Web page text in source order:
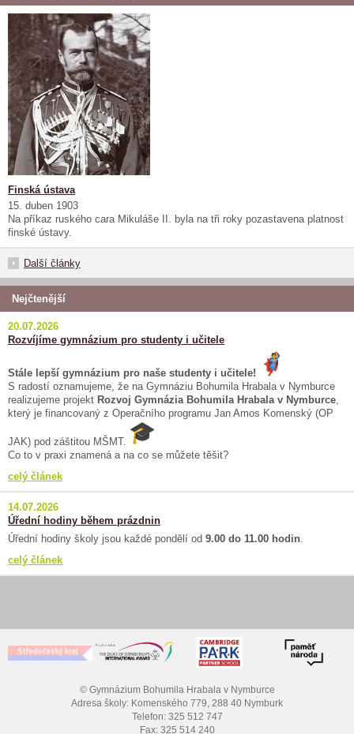
Finská ústava
15. duben 1903
Na příkaz ruského cara Mikuláše II. byla na tři roky pozastavena platnost
finské ústavy.
Další články
Nejčtenější
20.07.2026
Rozvíjíme gymnázium pro studenty i učitele
Stále lepší gymnázium pro naše studenty i učitele!
S radostí oznamujeme, že na Gymnáziu Bohumila Hrabala v Nymburce
realizujeme projekt Rozvoj Gymnázia Bohumila Hrabala v Nymburce,
který je financovaný z Operačního programu Jan Amos Komenský (OP
JAK) pod záštitou MŠMT.
Co to v praxi znamená a na co se můžete těšit?
celý článek
14.07.2026
Úřední hodiny během prázdnin
Úřední hodiny školy jsou každé pondělí od 9.00 do 11.00 hodin.
celý článek
© Gymnázium Bohumila Hrabala v Nymburce
Adresa školy: Komenského 779, 288 40 Nymburk
Telefon: 325 512 747
Fax: 325 514 240